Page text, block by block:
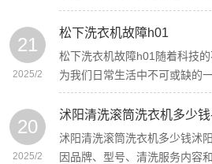
21
2025/2
松下洗衣机故障h01
松下洗衣机故障h01随着科技的
为我们日常生活中不可或缺的
20
2025/2
沭阳清洗滚筒洗衣机多少钱沭
因品牌、型号、清洗服务内容